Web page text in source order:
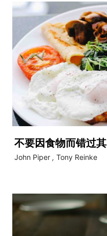
不要因食物而错过
John Piper , Tony Reinke